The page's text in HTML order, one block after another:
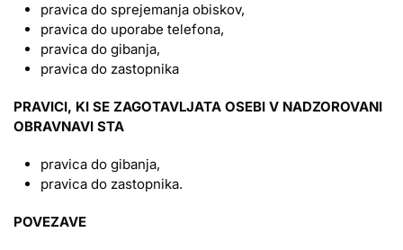
pravica do sprejemanja obiskov,
pravica do uporabe telefona,
pravica do gibanja,
pravica do zastopnika
PRAVICI, KI SE ZAGOTAVLJATA OSEBI V NADZOROVANI
OBRAVNAVI STA
pravica do gibanja,
pravica do zastopnika.
POVEZAVE